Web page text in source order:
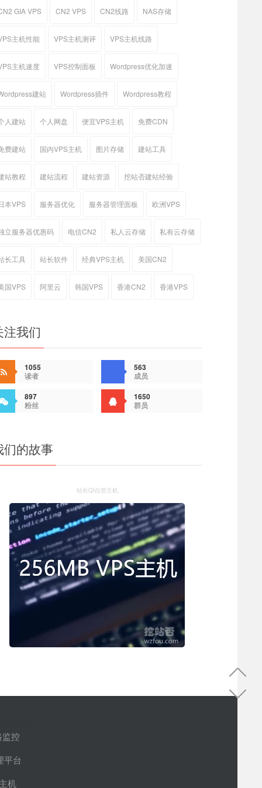
GIA VPS CN2 VPS CN2线路 NAS存储
主机性能 VPS主机测评 VPS主机线路
主机速度 VPS控制面板 Wordpress优化加速
建站 Wordpress插件 Wordpress教程
人建站 个人网盘 便宜VPS主机 免费CDN
费建站 国内VPS主机 图片存储 建站工具
站教程 建站流程 建站资源 挖站否建站经验
本VPS 服务器优化 服务器管理面板 欧洲VPS
立服务器优惠码 电信CN2 私人云存储 私有云存储
长工具 站长软件 经典VPS主机 美国CN2
国VPS 阿里云 韩国VPS 香港CN2 香港VPS
注我们
1055
读者
563
成员
897
粉丝
1650
群员
们的故事
站长QI自营主机
控
平台
机